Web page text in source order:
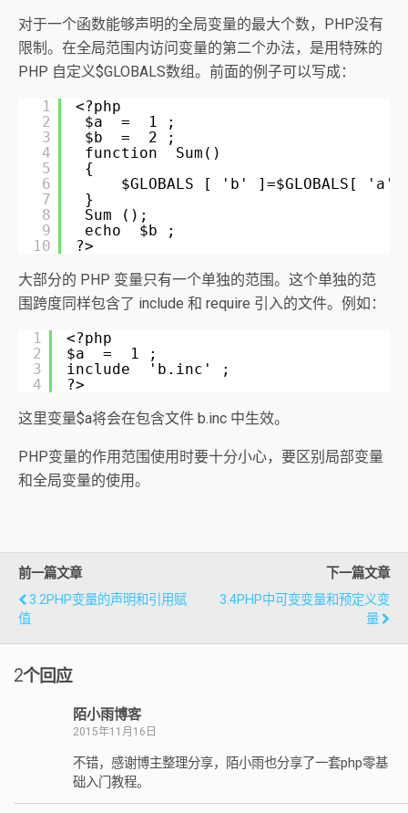
对于一个函数能够声明的全局变量的最大个数，PHP没有
限制。在全局范围内访问变量的第二个办法，是用特殊的
PHP 自定义$GLOBALS数组。前面的例子可以写成：
1
2
3
4
5
6
7
8
9
10
<?php
$a  =  1 ;
$b  =  2 ;
function  Sum()
{
$GLOBALS [ 'b' ]=$GLOBALS[
}
Sum ();
echo  $b ;
?>
大部分的 PHP 变量只有一个单独的范围。这个单独的范
围跨度同样包含了 include 和 require 引入的文件。例如：
1
2
3
4
<?php
$a  =  1 ;
include  'b.inc' ;
?>
这里变量$a将会在包含文件 b.inc 中生效。
PHP变量的作用范围使用时要十分小心，要区别局部变量
和全局变量的使用。
前一篇文章
3.2PHP变量的声明和引用赋
值
下一篇文章
3.4PHP中可变变量和预定义变
量
2个回应
陌小雨博客
2015年11月16日
不错，感谢博主整理分享，陌小雨也分享了一套php零基
础入门教程。